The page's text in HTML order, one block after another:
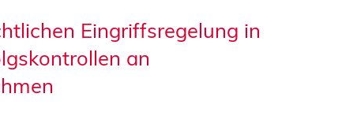
Eingriffsregelung in
an